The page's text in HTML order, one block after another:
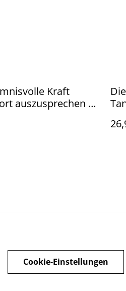
Kraft
auszusprechen /
Cookie-Einstellungen